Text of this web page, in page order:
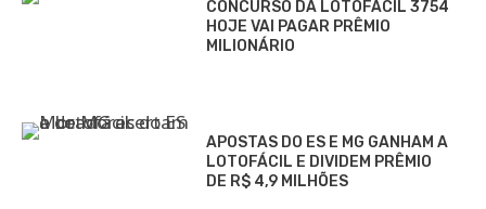
CONCURSO DA LOTOFÁCIL 3754
HOJE VAI PAGAR PRÊMIO
MILIONÁRIO
APOSTAS DO ES E MG GANHAM A
LOTOFÁCIL E DIVIDEM PRÊMIO
DE R$ 4,9 MILHÕES